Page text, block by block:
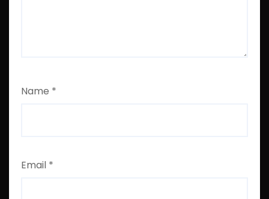
Name *
Email *